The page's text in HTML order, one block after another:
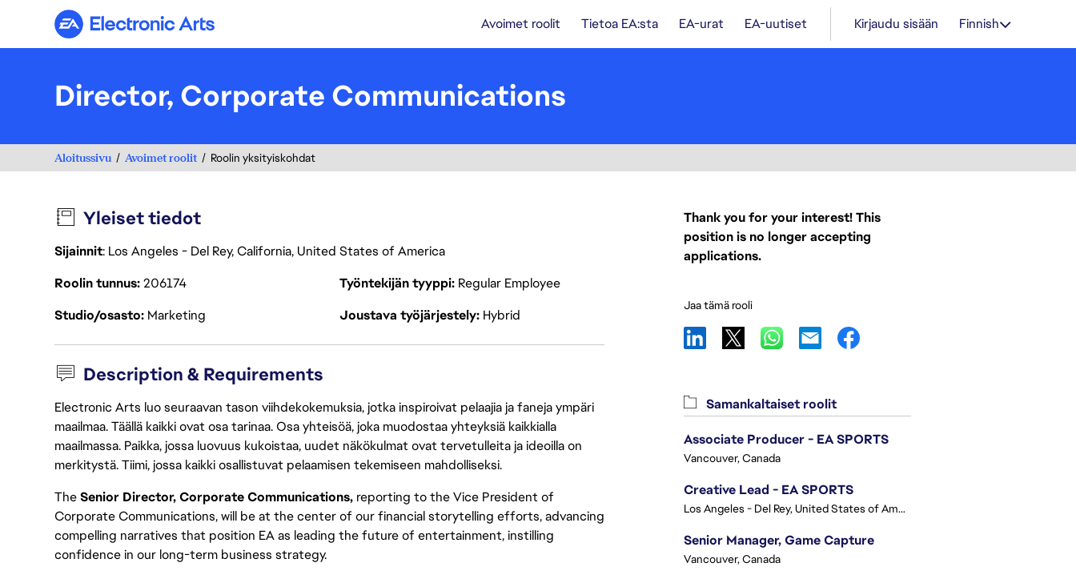
Electronic Arts Avoimet roolit Tietoa EA:sta EA-urat EA-uutiset Kirjaudu sisään Finnish
Director, Corporate Communications
Aloitussivu Avoimet roolit Roolin yksityiskohdat
Yleiset tiedot
Sijainnit: Los Angeles - Del Rey, California, United States of America
Roolin tunnus206174 Työntekijän tyyppi Regular Employee
Studio/osasto Marketing Joustava työjärjestely Hybrid
Description & Requirements
Electronic Arts luo seuraavan tason viihdekokemuksia, jotka inspiroivat pelaajia ja faneja ympäri
maailmaa. Täällä kaikki ovat osa tarinaa. Osa yhteisöä, joka muodostaa yhteyksiä kaikkialla
maailmassa. Paikka, jossa luovuus kukoistaa, uudet näkökulmat ovat tervetulleita ja ideoilla on
merkitystä. Tiimi, jossa kaikki osallistuvat pelaamisen tekemiseen mahdolliseksi.
TheSenior Director, Corporate Communications, reporting to the Vice President of
Corporate Communications, will be at the center of our financial storytelling efforts, advancing
compelling narratives that position EA as leading the future of entertainment, instilling
confidence in our long-term business strategy.
Thank you for your interest! This
position is no longer accepting
applications.
Jaa tämä rooli
Samankaltaiset roolit
Associate Producer - EA SPORTS
Vancouver, Canada
Creative Lead - EA SPORTS
Los Angeles - Del Rey, United States of America
Senior Manager, Game Capture
Vancouver, Canada